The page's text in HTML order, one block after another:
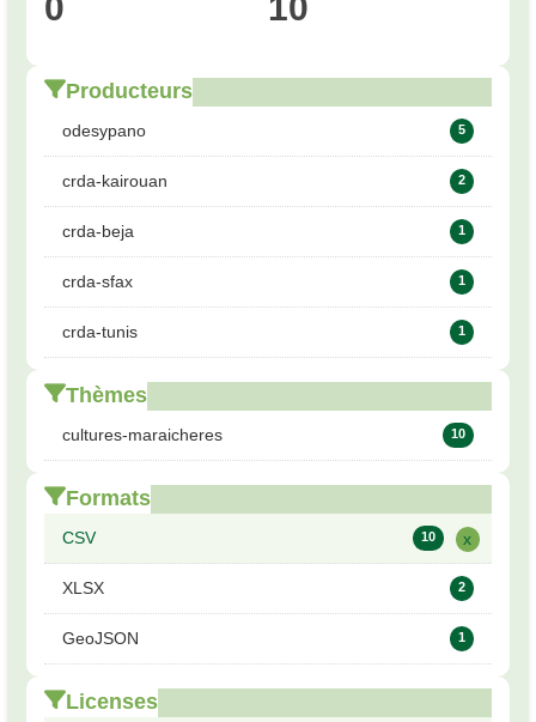
0 10
Producteurs
odesypano 5
crda-kairouan 2
crda-beja 1
crda-sfax 1
crda-tunis 1
Thèmes
cultures-maraicheres 10
Formats
CSV 10 x
XLSX 2
GeoJSON 1
Licenses